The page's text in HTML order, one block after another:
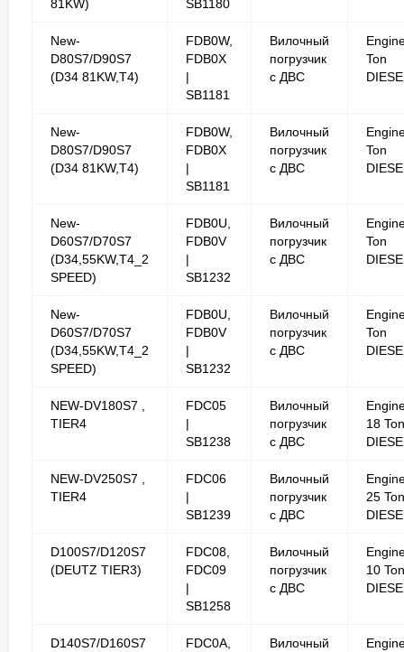
81KW) SB1180
New-
D80S7/D90S7
(D34 81KW,T4)
FDB0W,
FDB0X
|
SB1181
Вилочный
погрузчик
с ДВС
Ton
New-
D80S7/D90S7
(D34 81KW,T4)
FDB0W,
FDB0X
|
SB1181
Вилочный
погрузчик
с ДВС
Ton
New-
D60S7/D70S7
(D34,55KW,T4_2
SPEED)
FDB0U,
FDB0V
|
SB1232
Вилочный
погрузчик
с ДВС
Ton
New-
D60S7/D70S7
(D34,55KW,T4_2
SPEED)
FDB0U,
FDB0V
|
SB1232
Вилочный
погрузчик
с ДВС
Ton
NEW-DV180S7 ,
TIER4
FDC05
|
SB1238
Вилочный
погрузчик
с ДВС
18 Ton
NEW-DV250S7 ,
TIER4
FDC06
|
SB1239
Вилочный
погрузчик
с ДВС
25 Ton
D100S7/D120S7
(DEUTZ TIER3)
FDC08,
FDC09
|
SB1258
Вилочный
погрузчик
с ДВС
10 Ton
D140S7/D160S7
FDC0A,
Вилочный